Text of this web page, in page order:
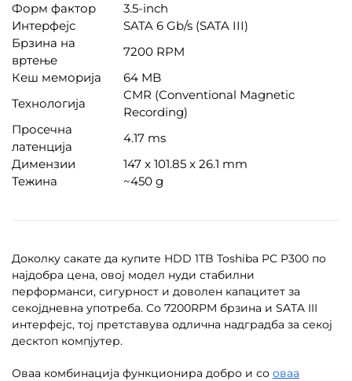
Форм фактор
3.5-inch
Интерфејс
SATA 6 Gb/s (SATA III)
Брзина на
вртење
7200 RPM
Кеш меморија
64 MB
Технологија
CMR (Conventional Magnetic
Recording)
Просечна
латенција
4.17 ms
Димензии
147 x 101.85 x 26.1 mm
Тежина
~450 g
Доколку сакате да купите HDD 1TB Toshiba PC P300 по
најдобра цена, овој модел нуди стабилни
перформанси, сигурност и доволен капацитет за
секојдневна употреба. Со 7200RPM брзина и SATA III
интерфејс, тој претставува одлична надградба за секој
десктоп компјутер.
Оваа комбинација функционира добро и со оваа